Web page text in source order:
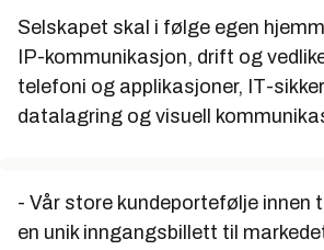
Selskapet skal i følge egen
IP-kommunikasjon, drift og
telefoni og applikasjoner, IT-
datalagring og visuell
- Vår store kundeportefølje innen
en unik inngangsbillett til